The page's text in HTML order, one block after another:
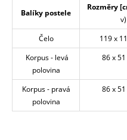
Balíky postele
Rozměry
v)
Čelo 119 x
Korpus - levá
polovina
86 x
Korpus - pravá
polovina
86 x